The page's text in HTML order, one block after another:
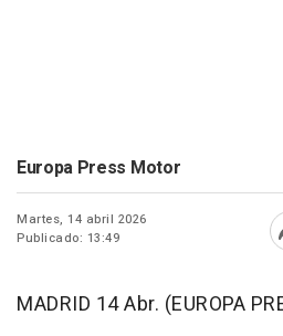
Europa Press Motor
Martes, 14 abril 2026
Publicado: 13:49
MADRID 14 Abr. (EUROPA